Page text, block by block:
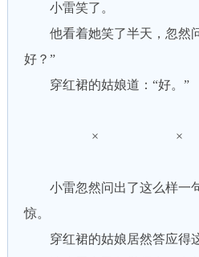
小雷笑了。
他看着她笑了半天，忽然
好？”
穿红裙的姑娘道：“好。”
×
小雷忽然问出了这么样一
惊。
穿红裙的姑娘居然答应得这